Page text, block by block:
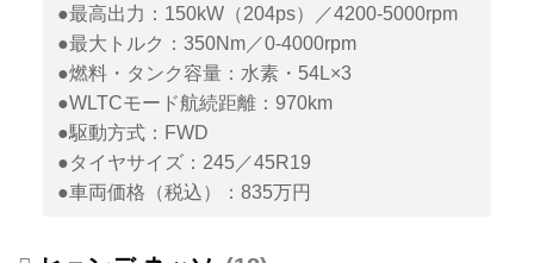
●最高出力：150kW（204ps）／4200-5000rpm
●最大トルク：350Nm／0-4000rpm
●燃料・タンク容量：水素・54L×3
●WLTCモード航続距離：970km
●駆動方式：FWD
●タイヤサイズ：245／45R19
●車両価格（税込）：835万円